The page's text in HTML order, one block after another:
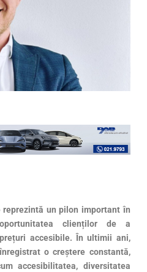
un pilon important în
clienților de a
accesibile. În ultimii ani,
o creștere constantă,
accesibilitatea, diversitatea